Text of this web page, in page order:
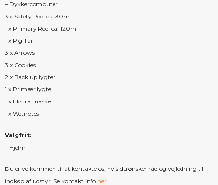
– Dykkercomputer
3 x Safety Reel ca. 30m
1 x Primary Reel ca. 120m
1 x Pig Tail
3 x Arrows
3 x Cookies
2 x Back up lygter
1 x Primær lygte
1 x Ekstra maske
1 x Wetnotes
Valgfrit:
– Hjelm
Du er velkommen til at kontakte os, hvis du ønsker råd og vejledning til
indkøb af udstyr. Se kontakt info her